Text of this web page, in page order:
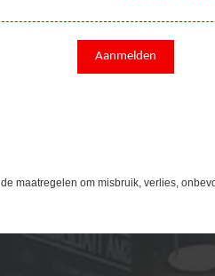
maatregelen om misbruik, verlies,